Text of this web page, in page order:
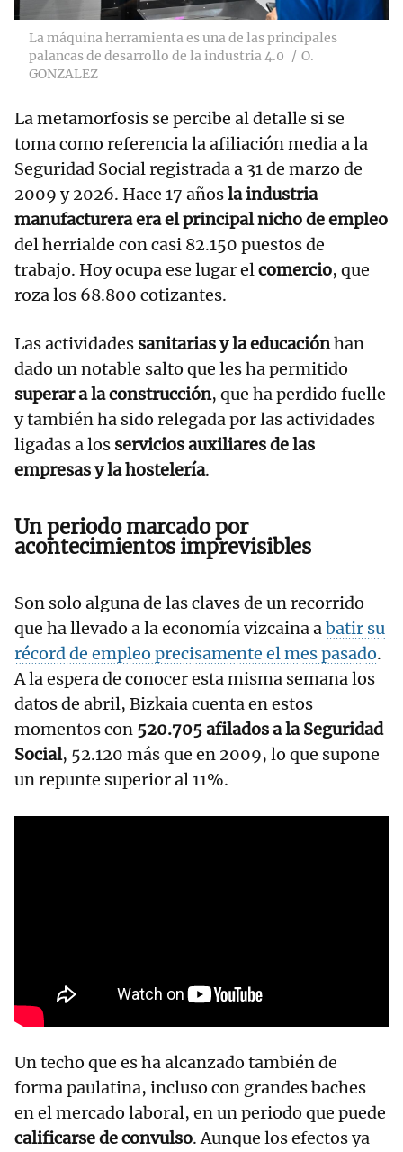
La máquina herramienta es una de las principales
palancas de desarrollo de la industria 4.0
O.
GONZALEZ
La metamorfosis se percibe al detalle si se
toma como referencia la afiliación media a la
Seguridad Social registrada a 31 de marzo de
2009 y 2026. Hace 17 añosla industria
manufacturera era el principal nicho de empleo
del herrialde con casi 82.150 puestos de
trabajo. Hoy ocupa ese lugar elcomercio, que
roza los 68.800 cotizantes.
Las actividades sanitarias y la educaciónhan
dado un notable salto que les ha permitido
superar a la construcción, que ha perdido fuelle
y también ha sido relegada por las actividades
ligadas a los servicios auxiliares de las
empresas y la hostelería.
Un periodo marcado por
acontecimientos imprevisibles
Son solo alguna de las claves de un recorrido
que ha llevado a la economía vizcaina abatir su
récord de empleo precisamente el mes pasado.
A la espera de conocer esta misma semana los
datos de abril, Bizkaia cuenta en estos
momentos con 520.705 afilados a la Seguridad
Social, 52.120 más que en 2009, lo que supone
un repunte superior al 11%.
Un techo que es ha alcanzado también de
forma paulatina, incluso con grandes baches
en el mercado laboral, en un periodo que puede
calificarse de convulso. Aunque los efectos ya